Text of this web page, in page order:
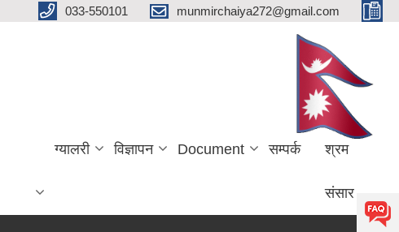
033-550101 munmirchaiya272@gmail.com
ग्यालरी विज्ञापन Document सम्पर्क श्रम
संसार